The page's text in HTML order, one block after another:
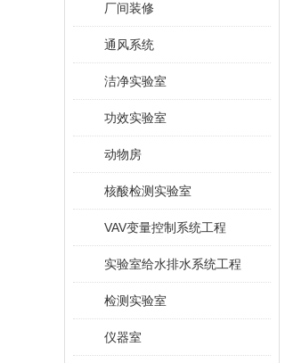
厂间装修
通风系统
洁净实验室
功效实验室
动物房
核酸检测实验室
VAV变量控制系统工程
实验室给水排水系统工程
检测实验室
仪器室